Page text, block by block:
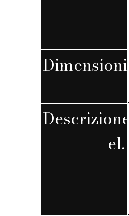
Dimensioni
el.